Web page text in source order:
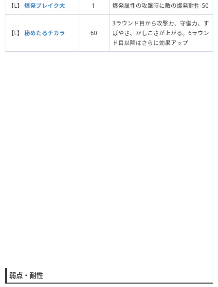
【L】 爆発ブレイク大 1 爆発属性の攻撃時に敵の爆発耐性-50
【L】 秘めたるチカラ 60
3ラウンド目から攻撃力、守備力、す
ばやさ、かしこさが上がる。6ラウン
ド目以降はさらに効果アップ
弱点・耐性